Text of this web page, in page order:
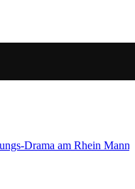
RheinMann will sich nicht